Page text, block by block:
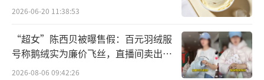
与此同时，贝安汀（贝伐珠单抗）五大适
应症全部获批上市，成为实体瘤联合治疗的基
石用药，持续完善该公司肺癌治疗生态版图，
2026-06-20 11:38:53
“超女”陈西贝被曝售假：百元羽绒服
号称鹅绒实为廉价飞丝，直播间卖出超
百万元
2026-08-06 09:42:26